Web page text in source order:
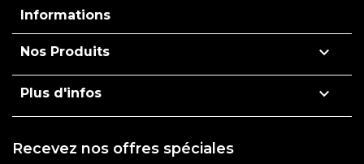
Informations
Nos Produits 
Plus d'infos 
Recevez nos offres spéciales